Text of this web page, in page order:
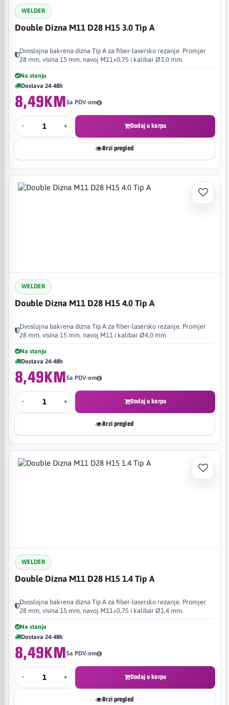
WELDER
Double Dizna M11 D28 H15 3.0 Tip A
Dvoslojna bakrena dizna Tip A za fiber-lasersko rezanje. Promjer
28 mm, visina 15 mm, navoj M11×0,75 i kalibar Ø3,0 mm.
Na stanju
Dostava 24-48h
8,49KMSa PDV-om
- + Dodaj u korpu
Brzi pregled
WELDER
Double Dizna M11 D28 H15 4.0 Tip A
Dvoslojna bakrena dizna Tip A za fiber-lasersko rezanje. Promjer
28 mm, visina 15 mm, navoj M11 i kalibar Ø4,0 mm.
Na stanju
Dostava 24-48h
8,49KMSa PDV-om
- + Dodaj u korpu
Brzi pregled
WELDER
Double Dizna M11 D28 H15 1.4 Tip A
Dvoslojna bakrena dizna Tip A za fiber-lasersko rezanje. Promjer
28 mm, visina 15 mm, navoj M11×0,75 i kalibar Ø1,4 mm.
Na stanju
Dostava 24-48h
8,49KMSa PDV-om
- + Dodaj u korpu
Brzi pregled